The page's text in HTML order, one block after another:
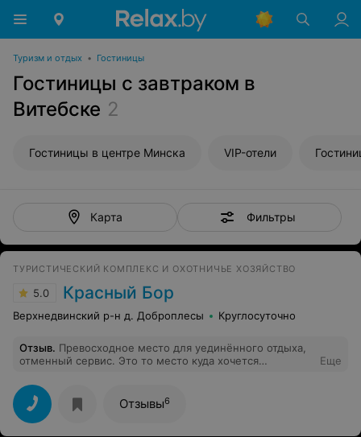
Туризм и отдых • Гостиницы
Гостиницы с завтраком в
Витебске 2
Гостиницы в центре Минска VIP-отели
Карта Фильтры
ТУРИСТИЧЕСКИЙ КОМПЛЕКС И ОХОТНИЧЬЕ ХОЗЯЙСТВО
5.0 Красный Бор
Верхнедвинский р-н д. Доброплесы Круглосуточно
Отзыв. Превосходное место для уединённого отдыха,
отменный сервис. Это то место куда хочется
Еще
Отзывы6